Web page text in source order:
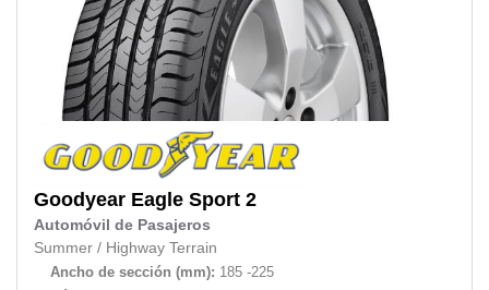
Goodyear Eagle Sport 2
Automóvil de Pasajeros
Summer / Highway Terrain
Ancho de sección (mm): 185 -225